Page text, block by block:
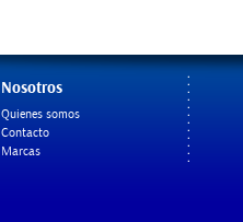
Nosotros
Quienes somos
Contacto
Marcas